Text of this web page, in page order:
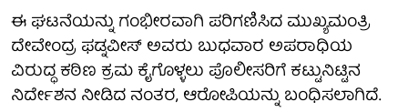
ಈ ಘಟನೆಯನ್ನು ಗಂಭೀರವಾಗಿ ಪರಿಗಣಿಸಿದ ಮುಖ್ಯಮಂತ್ರಿ
ದೇವೇಂದ್ರ ಫಡ್ನವೀಸ್ ಅವರು ಬುಧವಾರ ಅಪರಾಧಿಯ
ವಿರುದ್ಧ ಕಠಿಣ ಕ್ರಮ ಕೈಗೊಳ್ಳಲು ಪೊಲೀಸರಿಗೆ ಕಟ್ಟುನಿಟ್ಟಿನ
ನಿರ್ದೇಶನ ನೀಡಿದ ನಂತರ, ಆರೋಪಿಯನ್ನು ಬಂಧಿಸಲಾಗಿದೆ.